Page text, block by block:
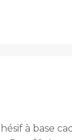
à base